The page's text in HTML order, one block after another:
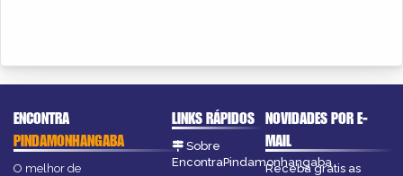
ENCONTRA
PINDAMONHANGABA
O melhor de
LINKS RÁPIDOS
Sobre
EncontraPindamonhangaba
NOVIDADES POR E-
MAIL
Receba grátis as